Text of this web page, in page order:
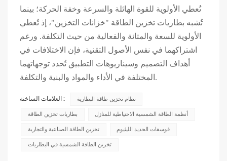
تُعطي الأولوية للقوة الهائلة والسرعة وخفة الحركة؛ بينما
تُشبه بطاريات تخزين الطاقة "خزانات التخزين"، إذ تُعطي
الأولوية للسعة والمتانة والفعالية من حيث التكلفة. ورغم
اشتراكهما في نفس الأصول التقنية، فإن الاختلافات في
أهداف التصميم وسيناريوهات التطبيق تُحدد توجهاتهما
المختلفة في الأداء والمواد والبنية والتكلفة.
العلامات الساخنة : نظام تخزين طاقة البطارية
بطاريات تخزين الطاقة أنظمة الطاقة الشمسية الاحتياطية للمنازل
تخزين الطاقة الصناعية والتجارية فوسفات الحديد الليثيوم
تخزين الطاقة الشمسية في البطاريات